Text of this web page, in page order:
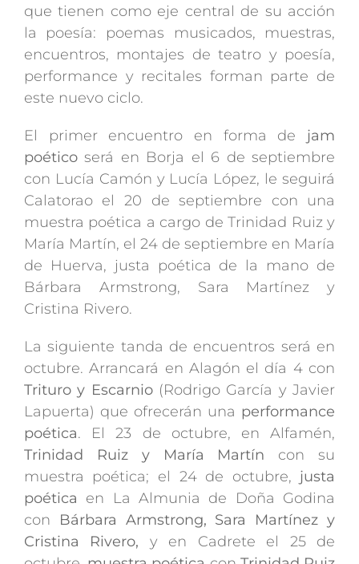
que tienen como eje central de su acción
la poesía: poemas musicados, muestras,
encuentros, montajes de teatro y poesía,
performance y recitales forman parte de
este nuevo ciclo.
El primer encuentro en forma de jam
poéticoserá en Borja el 6 de septiembre
con Lucía Camón y Lucía López, le seguirá
Calatorao el 20 de septiembre con una
muestra poética a cargo de Trinidad Ruiz y
María Martín, el 24 de septiembre en María
de Huerva, justa poética de la mano de
Bárbara Armstrong, Sara Martínez y
Cristina Rivero.
La siguiente tanda de encuentros será en
octubre. Arrancará en Alagón el día 4 con
Trituro y Escarnio(Rodrigo García y Javier
Lapuerta) que ofrecerán una performance
poética. El 23 de octubre, en Alfamén,
Trinidad Ruiz y María Martín con su
muestra poética; el 24 de octubre, justa
poética en La Almunia de Doña Godina
con
Bárbara Armstrong, Sara Martínez y
Cristina Rivero, y en Cadrete el 25 de